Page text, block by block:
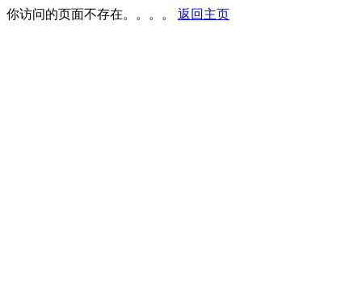
你访问的页面不存在。。。。 返回主页